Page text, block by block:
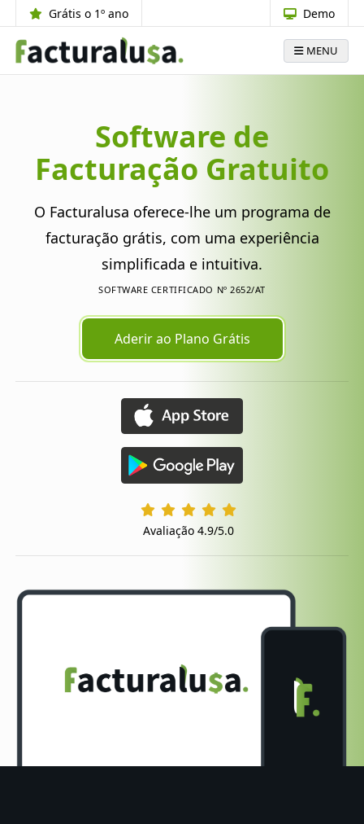
Grátis o 1º ano Demo
MENU
Software de
Facturação Gratuito
O Facturalusa oferece-lhe um programa de
facturação grátis, com uma experiência
simplificada e intuitiva.
SOFTWARE CERTIFICADO Nº 2652/AT
Aderir ao Plano Grátis
Avaliação 4.9/5.0